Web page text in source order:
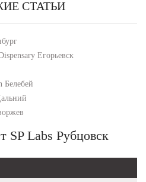
СТАТЬИ
Егорьевск
Белебей
SP Labs Рубцовск